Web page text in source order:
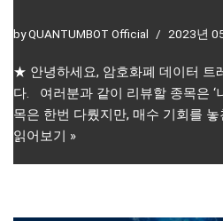
byQUANTUMBOT Official 2023년
★ 안녕하세요, 암호화폐 데이터 트
다. 여러분과 같이 리뷰할 종목은 ‘
목은 한번 다뤘지만, 매수 기회를
읽어보기 »